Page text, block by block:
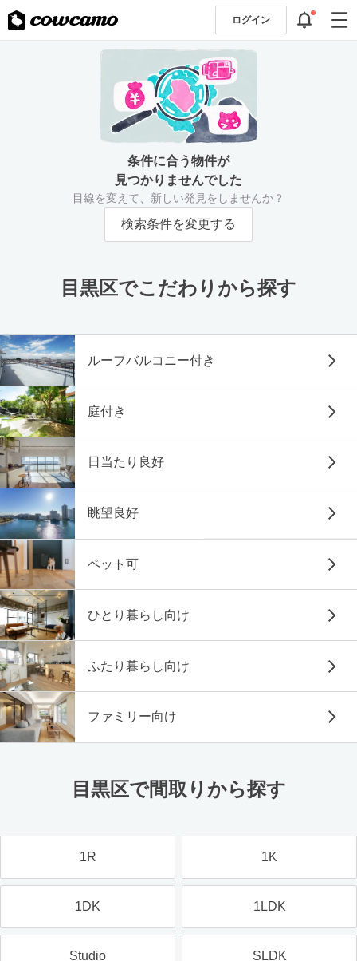
ログイン
条件に合う物件が
見つかりませんでした
目線を変えて、新しい発見をしませんか？
検索条件を変更する
目黒区でこだわりから探す
ルーフバルコニー付き
庭付き
日当たり良好
眺望良好
ペット可
ひとり暮らし向け
ふたり暮らし向け
ファミリー向け
目黒区で間取りから探す
1R 1K
1DK 1LDK
Studio SLDK